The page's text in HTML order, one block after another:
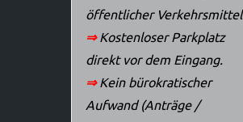
öffentlicher Verkehrsmittel
⇒Kostenloser Parkplatz
direkt vor dem Eingang.
⇒Kein bürokratischer
Aufwand (Anträge /